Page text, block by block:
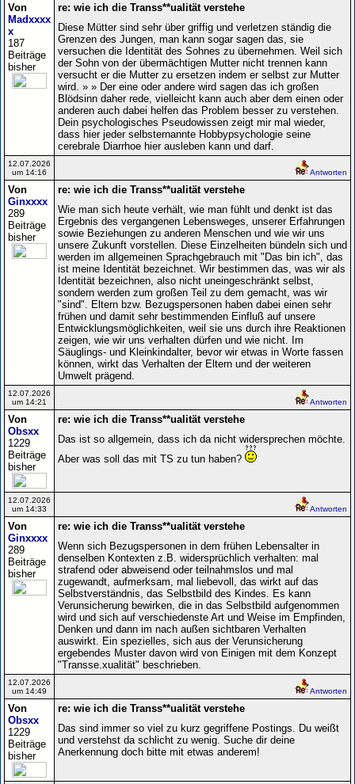
Von
Madxxxx
x
187
Beiträge
bisher
re: wie ich die Transs**ualität verstehe
Diese Mütter sind sehr über griffig und verletzen ständig die
Grenzen des Jungen, man kann sogar sagen das, sie
versuchen die Identität des Sohnes zu übernehmen. Weil sich
der Sohn von der übermächtigen Mutter nicht trennen kann
versucht er die Mutter zu ersetzen indem er selbst zur Mutter
wird. » » Der eine oder andere wird sagen das ich großen
Blödsinn daher rede, vielleicht kann auch aber dem einen oder
anderen auch dabei helfen das Problem besser zu verstehen.
Dein psychologisches Pseudowissen zeigt mir mal wieder,
dass hier jeder selbsternannte Hobbypsychologie seine
cerebrale Diarrhoe hier ausleben kann und darf.
12.07.2026
um 14:16
Antworten
Von
Ginxxxx
289
Beiträge
bisher
re: wie ich die Transs**ualität verstehe
Wie man sich heute verhält, wie man fühlt und denkt ist das
Ergebnis des vergangenen Lebensweges, unserer Erfahrungen
sowie Beziehungen zu anderen Menschen und wie wir uns
unsere Zukunft vorstellen. Diese Einzelheiten bündeln sich und
werden im allgemeinen Sprachgebrauch mit "Das bin ich", das
ist meine Identität bezeichnet. Wir bestimmen das, was wir als
Identität bezeichnen, also nicht uneingeschränkt selbst,
sondern werden zum großen Teil zu dem gemacht, was wir
"sind". Eltern bzw. Bezugspersonen haben dabei einen sehr
frühen und damit sehr bestimmenden Einfluß auf unsere
Entwicklungsmöglichkeiten, weil sie uns durch ihre Reaktionen
zeigen, wie wir uns verhalten dürfen und wie nicht. Im
Säuglings- und Kleinkindalter, bevor wir etwas in Worte fassen
können, wirkt das Verhalten der Eltern und der weiteren
Umwelt prägend.
12.07.2026
um 14:21
Antworten
Von
Obsxx
1229
Beiträge
bisher
re: wie ich die Transs**ualität verstehe
Das ist so allgemein, dass ich da nicht widersprechen möchte.
Aber was soll das mit TS zu tun haben?
12.07.2026
um 14:33
Antworten
Von
Ginxxxx
289
Beiträge
bisher
re: wie ich die Transs**ualität verstehe
Wenn sich Bezugspersonen in dem frühen Lebensalter in
denselben Kontexten z.B. widersprüchlich verhalten: mal
strafend oder abweisend oder teilnahmslos und mal
zugewandt, aufmerksam, mal liebevoll, das wirkt auf das
Selbstverständnis, das Selbstbild des Kindes. Es kann
Verunsicherung bewirken, die in das Selbstbild aufgenommen
wird und sich auf verschiedenste Art und Weise im Empfinden,
Denken und dann im nach außen sichtbaren Verhalten
auswirkt. Ein spezielles, sich aus der Verunsicherung
ergebendes Muster davon wird von Einigen mit dem Konzept
"Transse.xualität" beschrieben.
12.07.2026
um 14:49
Antworten
Von
Obsxx
1229
Beiträge
bisher
re: wie ich die Transs**ualität verstehe
Das sind immer so viel zu kurz gegriffene Postings. Du weißt
und verstehst da schlicht zu wenig. Suche dir deine
Anerkennung doch bitte mit etwas anderem!